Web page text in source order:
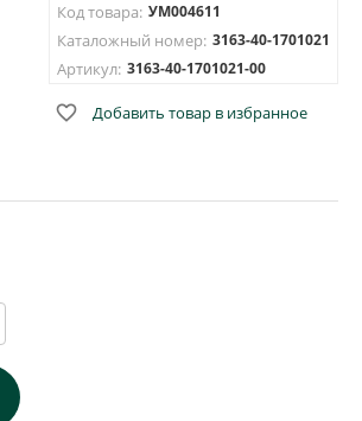
Код товара: УМ004611
Каталожный номер: 3163-40-1701021
Артикул: 3163-40-1701021-00
 Добавить товар в избранное